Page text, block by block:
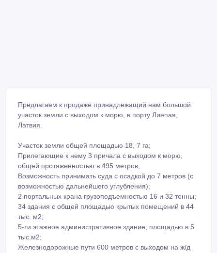
Предлагаем к продаже принадлежащий нам большой
участок земли с выходом к морю, в порту Лиепая,
Латвия.
Участок земли общей площадью 18, 7 га;
Прилегающие к нему 3 причала с выходом к морю,
общей протяженностью в 495 метров;
Возможность принимать суда с осадкой до 7 метров (с
возможностью дальнейшего углубления);
2 портальных крана грузоподъемностью 16 и 32 тонны;
34 здания с общей площадью крытых помещений в 44
тыс. м2;
5-ти этажное административное здание, площадью в 5
тыс.м2;
Железнодорожные пути 600 метров с выходом на ж/д